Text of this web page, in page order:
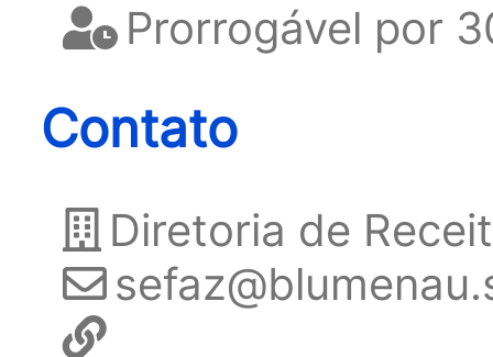
Prorrogável por
Contato
Diretoria de